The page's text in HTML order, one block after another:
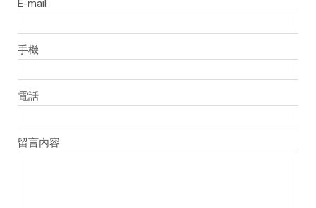
E-mail
手機
電話
留言內容